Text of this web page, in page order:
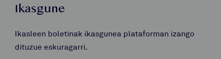
Ikasgune
Ikasleen boletinak ikasgunea plataforman izango
dituzue eskuragarri.